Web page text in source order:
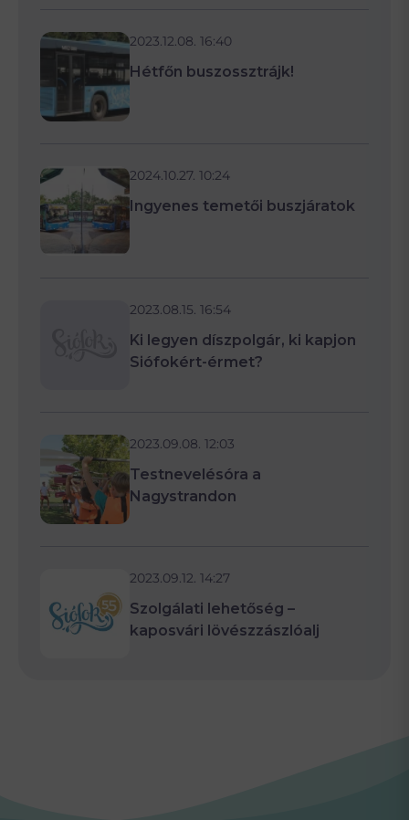
2023.12.08. 16:40
Hétfőn buszossztrájk!
2024.10.27. 10:24
Ingyenes temetői buszjáratok
2023.08.15. 16:54
Ki legyen díszpolgár, ki kapjon
Siófokért-érmet?
2023.09.08. 12:03
Testnevelésóra a
Nagystrandon
2023.09.12. 14:27
Szolgálati lehetőség –
kaposvári lövészzászlóalj